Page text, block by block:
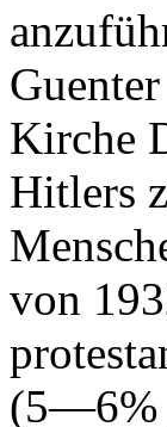
Kirche
Hitlers
von
(5—6%